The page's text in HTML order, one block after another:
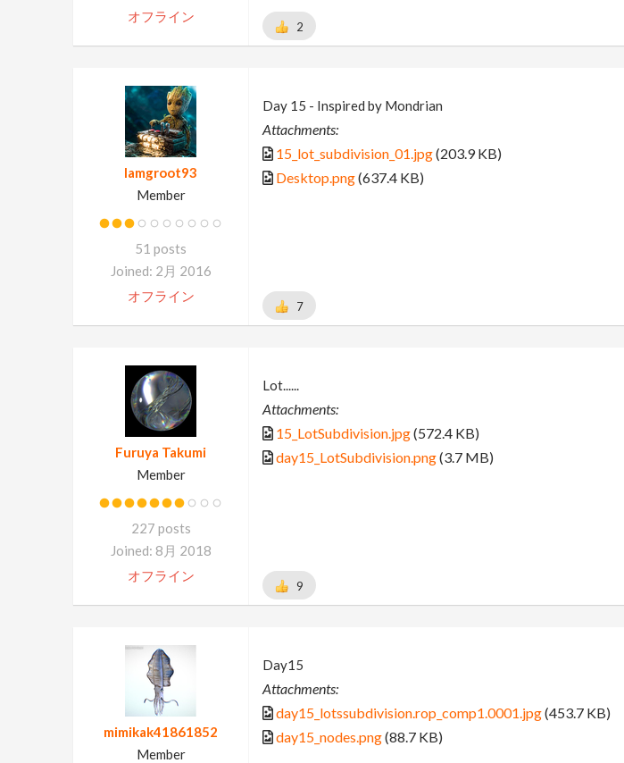
オフライン
2
Iamgroot93
Member
51 posts
Joined: 2月 2016
オフライン
Day 15 - Inspired by Mondrian
Attachments:
15_lot_subdivision_01.jpg(203.9 KB)
Desktop.png(637.4 KB)
7
Furuya Takumi
Member
227 posts
Joined: 8月 2018
オフライン
Lot......
Attachments:
15_LotSubdivision.jpg(572.4 KB)
day15_LotSubdivision.png(3.7 MB)
9
mimikak41861852
Member
Day15
Attachments:
day15_lotssubdivision.rop_comp1.0001.jpg(453.7 KB)
day15_nodes.png(88.7 KB)